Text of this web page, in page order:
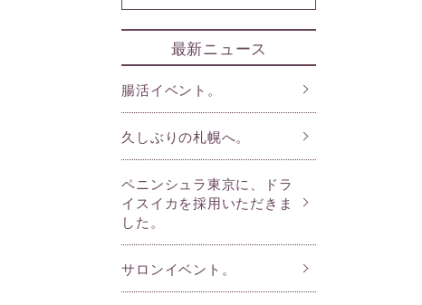
最新ニュース
腸活イベント。
久しぶりの札幌へ。
ペニンシュラ東京に、ドラ
イスイカを採用いただきま
した。
サロンイベント。